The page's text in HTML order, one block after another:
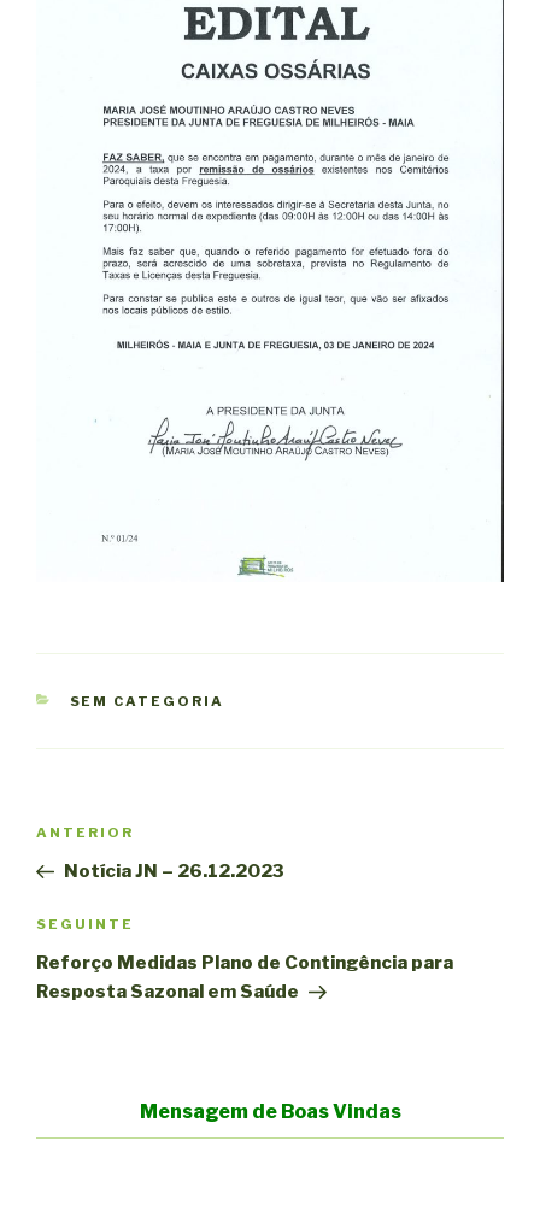
CATEGORIAS
SEM CATEGORIA
artigos
Conteúdo
anterior
ANTERIOR
Notícia JN – 26.12.2023
Conteúdo
seguinte
SEGUINTE
Reforço Medidas Plano de Contingência para
Resposta Sazonal em Saúde
Mensagem de Boas Vindas